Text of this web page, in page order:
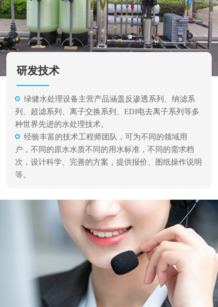
研发技术
绿健水处理设备主营产品涵盖反渗透系列、纳滤系
列、超滤系列、离子交换系列、EDI电去离子系列等多
种世界先进的水处理技术。
经验丰富的技术工程师团队，可为不同的领域用
户，不同的原水水质不同的用水标准，不同的需求档
次，设计科学、完善的方案，提供报价、图纸操作说明
等。